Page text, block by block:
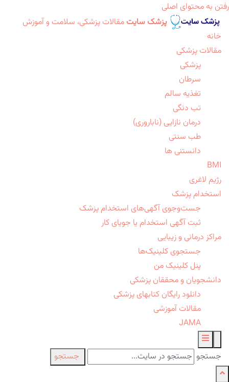
رفتن به محتوای اصلی
پزشک سایت مقالات پزشکی، سلامت و آموزش
خانه
مقالات پزشکی
پزشکی
سرطان
تغذیه سالم
تب دنگی
درمان نازایی (ناباروری)
طب سنتی
دانستنی ها
BMI
رژیم لاغری
استخدام پزشک
جست‌وجوی آگهی‌های استخدام پزشک
ثبت آگهی استخدام یا جویای کار
مراکز درمانی و زیبایی
جستجوی کلینیک‌ها
پنل کلینیک من
دانشجویان و محققان پزشکی
دانلود رایگان کتابهای پزشکی
مقالات آموزشی
JAMA
جستجو جستجو